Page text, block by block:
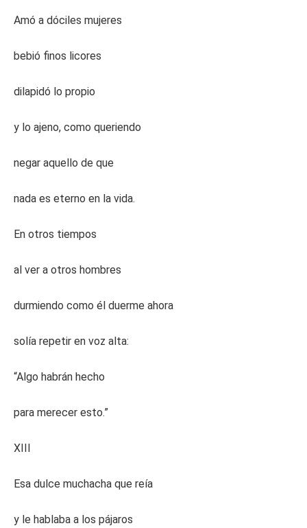
Amó a dóciles mujeres
bebió finos licores
dilapidó lo propio
y lo ajeno, como queriendo
negar aquello de que
nada es eterno en la vida.
En otros tiempos
al ver a otros hombres
durmiendo como él duerme ahora
solía repetir en voz alta:
“Algo habrán hecho
para merecer esto.”
XIII
Esa dulce muchacha que reía
y le hablaba a los pájaros